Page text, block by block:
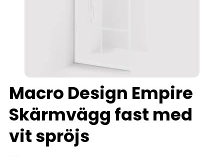
Macro Design Empire
Skärmvägg fast med
vit spröjs